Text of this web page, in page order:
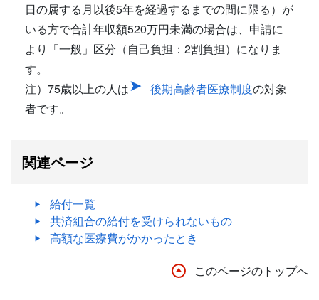
日の属する月以後5年を経過するまでの間に限る）が
いる方で合計年収額520万円未満の場合は、申請に
より「一般」区分（自己負担：2割負担）になりま
す。
注）75歳以上の人は
後期高齢者医療制度の対象
者です。
関連ページ
給付一覧
共済組合の給付を受けられないもの
高額な医療費がかかったとき
このページのトップへ